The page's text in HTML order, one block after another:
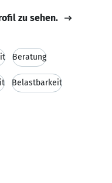
zu sehen.
Beratung
Belastbarkeit